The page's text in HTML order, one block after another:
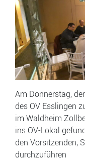
Am Donnerstag,
des OV Esslingen
im Waldheim
ins OV-Lokal
den Vorsitzenden,
durchzuführen